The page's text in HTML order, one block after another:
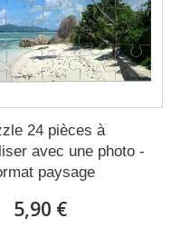
24 pièces à
avec une photo -
paysage
5,90 €